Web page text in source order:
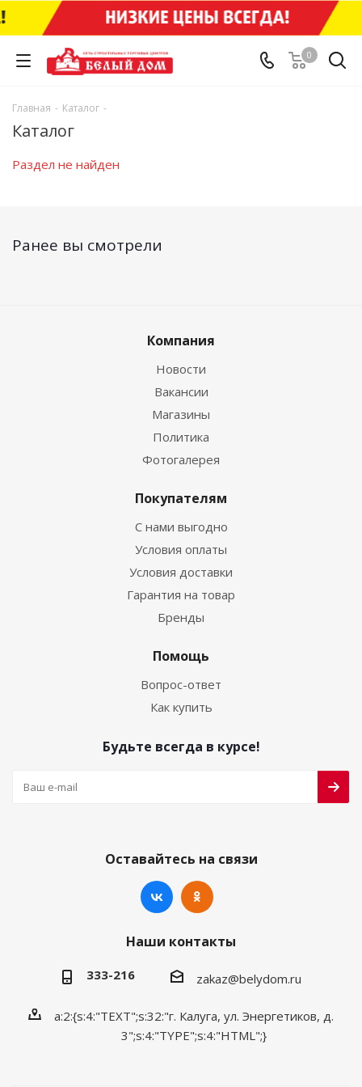
0
Главная - Каталог -
Каталог
Раздел не найден
Ранее вы смотрели
Компания
Новости
Вакансии
Магазины
Политика
Фотогалерея
Покупателям
С нами выгодно
Условия оплаты
Условия доставки
Гарантия на товар
Бренды
Помощь
Вопрос-ответ
Как купить
Будьте всегда в курсе!
Оставайтесь на связи
Наши контакты
333-216 zakaz@belydom.ru
a:2:{s:4:"TEXT";s:32:"г. Калуга, ул. Энергетиков, д.
3";s:4:"TYPE";s:4:"HTML";}